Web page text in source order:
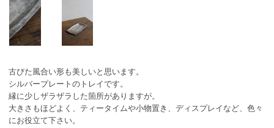
古びた風合い形も美しいと思います。
シルバープレートのトレイです。
縁に少しザラザラした箇所がありますが。
大きさもほどよく、ティータイムや小物置き、ディスプレイなど、色々
にお役立て下さい。